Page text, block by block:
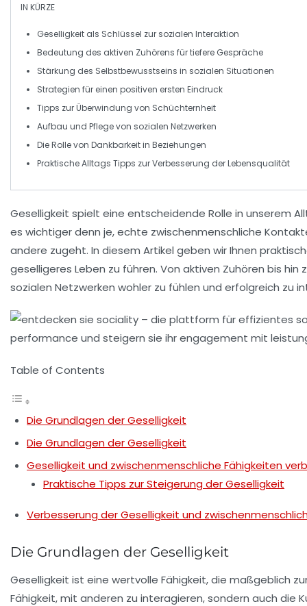
IN KÜRZE
Geselligkeit als Schlüssel zur sozialen Interaktion
Bedeutung des aktiven Zuhörens für tiefere Gespräche
Stärkung des Selbstbewusstseins in sozialen Situationen
Strategien für einen positiven ersten Eindruck
Tipps zurÜberwindung von Schüchternheit
Aufbau und Pflege von sozialen Netzwerken
Die Rolle von Dankbarkeitin Beziehungen
PraktischeAlltags Tipps zur Verbesserung der Lebensqualität
Geselligkeit spielt eine entscheidende Rolle in unserem
es wichtiger denn je, echte zwischenmenschliche
andere zugeht. In diesem Artikel geben wir Ihnen
geselligeres Leben zu führen. Von aktiven Zuhören bis hin
sozialen Netzwerken wohler zu fühlen und erfolgreich zu
Table of Contents
Die Grundlagen der Geselligkeit
Die Grundlagen der Geselligkeit
Geselligkeit und zwischenmenschliche Fähigkeiten
Praktische Tipps zur Steigerung der Geselligkeit
Verbesserung der Geselligkeit und
Die Grundlagen der Geselligkeit
Geselligkeit ist eine wertvolle Fähigkeit, die maßgeblich
Fähigkeit, mit anderen zu interagieren, sondern auch die